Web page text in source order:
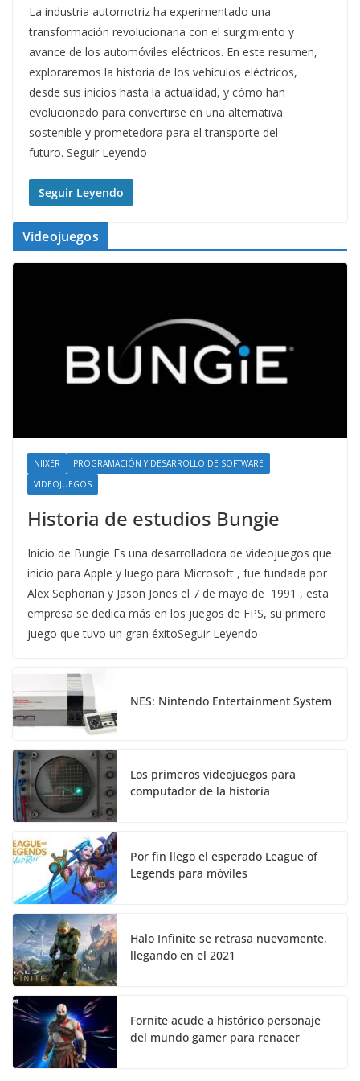
La industria automotriz ha experimentado una
transformación revolucionaria con el surgimiento y
avance de los automóviles eléctricos. En este resumen,
exploraremos la historia de los vehículos eléctricos,
desde sus inicios hasta la actualidad, y cómo han
evolucionado para convertirse en una alternativa
sostenible y prometedora para el transporte del
futuro. Seguir Leyendo
Seguir Leyendo
Videojuegos
NIIXER
PROGRAMACIÓN Y DESARROLLO DE SOFTWARE
VIDEOJUEGOS
Historia de estudios Bungie
Inicio de Bungie Es una desarrolladora de videojuegos que
inicio para Apple y luego para Microsoft , fue fundada por
Alex Sephorian y Jason Jones el 7 de mayo de 1991 , esta
empresa se dedica más en los juegos de FPS, su primero
juego que tuvo un gran éxitoSeguir Leyendo
NES: Nintendo Entertainment System
Los primeros videojuegos para
computador de la historia
Por fin llego el esperado League of
Legends para móviles
Halo Infinite se retrasa nuevamente,
llegando en el 2021
Fornite acude a histórico personaje
del mundo gamer para renacer